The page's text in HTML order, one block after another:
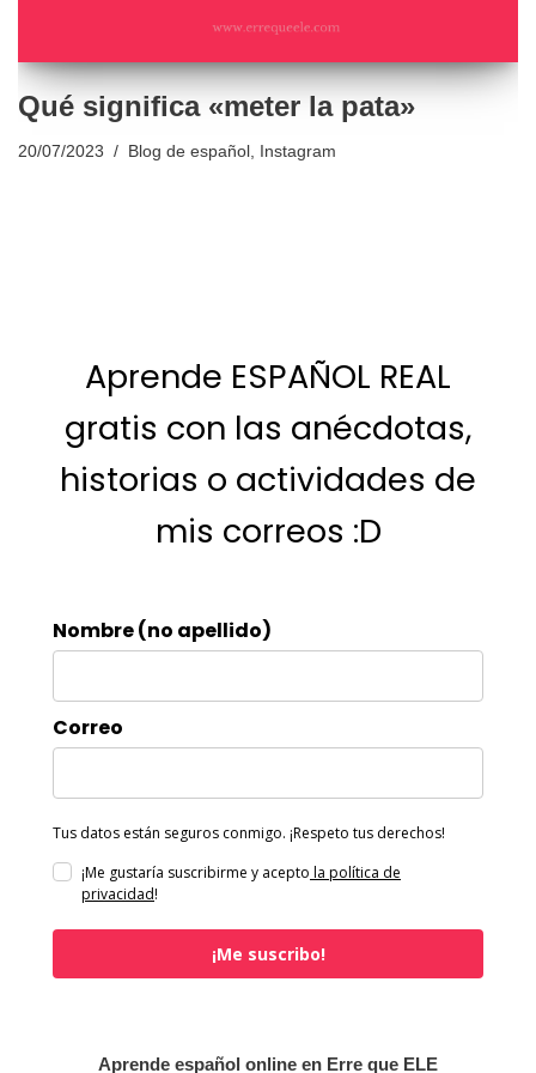
Qué significa «meter la pata»
20/07/2023 Blog de español Instagram
Aprende ESPAÑOL REAL
gratis con las anécdotas,
historias o actividades de
mis correos :D
Nombre (no apellido)
Correo
Tus datos están seguros conmigo. ¡Respeto tus derechos!
¡Me gustaría suscribirme y acepto la política de
privacidad!
¡Me suscribo!
Aprende español online en Erre que ELE